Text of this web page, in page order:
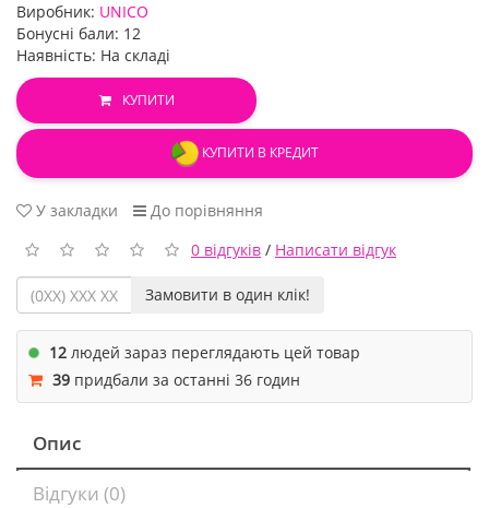
Виробник: UNICO
Бонусні бали: 12
Наявність: На складі
КУПИТИ
КУПИТИ В КРЕДИТ
У закладки
До порівняння
0 відгуків / Написати відгук
Замовити в один клік!
12 людей зараз переглядають цей товар
39 придбали за останні 36 годин
Опис
Відгуки (0)